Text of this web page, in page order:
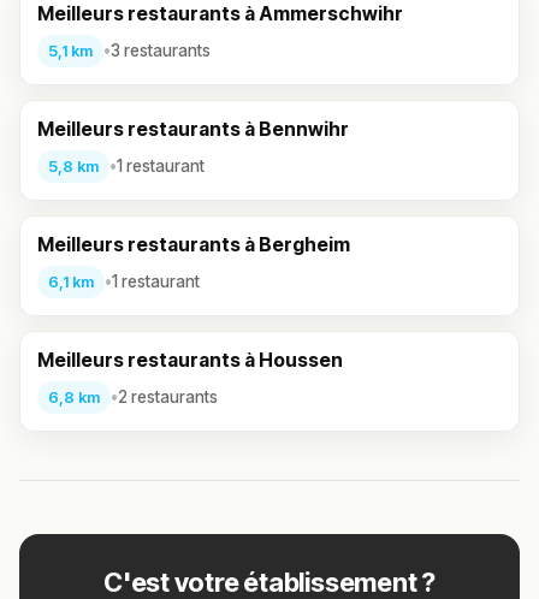
Meilleurs restaurants à Ammerschwihr
5,1 km •3 restaurants
Meilleurs restaurants à Bennwihr
5,8 km •1 restaurant
Meilleurs restaurants à Bergheim
6,1 km •1 restaurant
Meilleurs restaurants à Houssen
6,8 km •2 restaurants
C'est votre établissement ?